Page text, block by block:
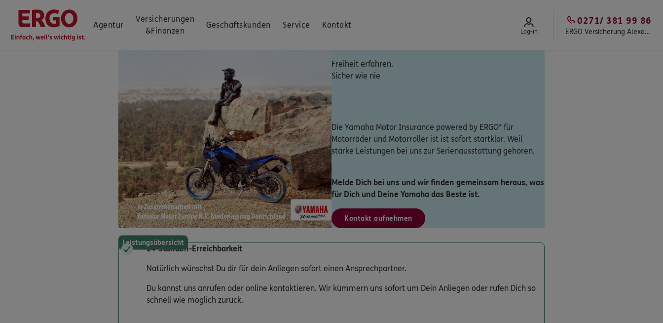
Agentur
Versicherungen
&Finanzen
Geschäftskunden Service Kontakt
Log-in ERGO Versicherung Alexander Loos in Siegen-Weidenau
0271/ 381 99 86
Freiheit erfahren.
Sicher wie nie
Die Yamaha Motor Insurance powered by ERGO* für
Motorräder und Motorroller ist ist sofort startklar. Weil
starke Leistungen bei uns zur Serienausstattung gehören.
Melde Dich bei uns und wir finden gemeinsam heraus, was
für Dich und Deine Yamaha das Beste ist.
Kontakt aufnehmen
Leistungsübersicht
24-Stunden-Erreichbarkeit
Natürlich wünschst Du dir für dein Anliegen sofort einen Ansprechpartner.
Du kannst uns anrufen oder online kontaktieren. Wir kümmern uns sofort um Dein Anliegen oder rufen Dich so
schnell wie möglich zurück.